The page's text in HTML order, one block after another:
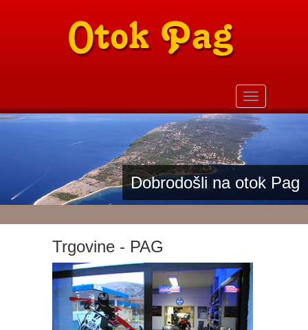
Toggle
navigation
Dobrodošli na otok Pag
Trgovine - PAG